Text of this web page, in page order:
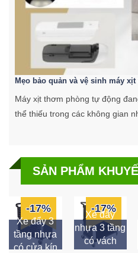
Mẹo bảo quản và vệ sinh máy
Máy xịt thơm phòng tự động
thể thiếu trong các không gian
SẢN PHẨM
-17%
Xe đẩy 3
tầng nhựa
có cửa kín
-17%
Xe đẩy
nhựa 3 tầng
có vách